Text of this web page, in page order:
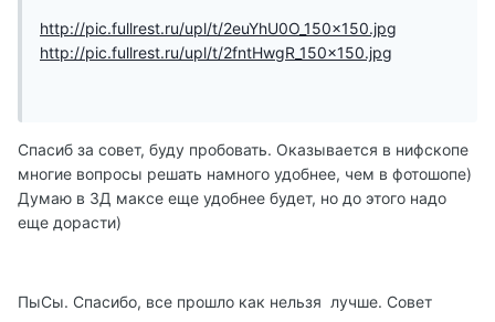
http://pic.fullrest.ru/upl/t/2euYhU0O_150x150.jpg
http://pic.fullrest.ru/upl/t/2fntHwgR_150x150.jpg
Спасиб за совет, буду пробовать. Оказывается в нифскопе
многие вопросы решать намного удобнее, чем в фотошопе)
Думаю в 3Д максе еще удобнее будет, но до этого надо
еще дорасти)
ПыСы. Спасибо, все прошло как нельзя лучше. Совет